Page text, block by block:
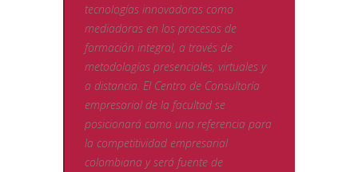
tecnologías innovadoras como
mediadoras en los procesos de
formación integral, a través de
metodologías presenciales, virtuales y
a distancia. El Centro de Consultoría
empresarial de la facultad se
posicionará como una referencia para
la competitividad empresarial
colombiana y será fuente de